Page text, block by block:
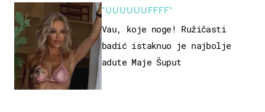
"UUUUUUFFFF"
Vau, koje noge! Ružičasti
badić istaknuo je najbolje
adute Maje Šuput